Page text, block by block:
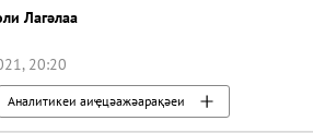
Лагәлаа
20:20
Аналитикеи аиҿцәажәарақәеи